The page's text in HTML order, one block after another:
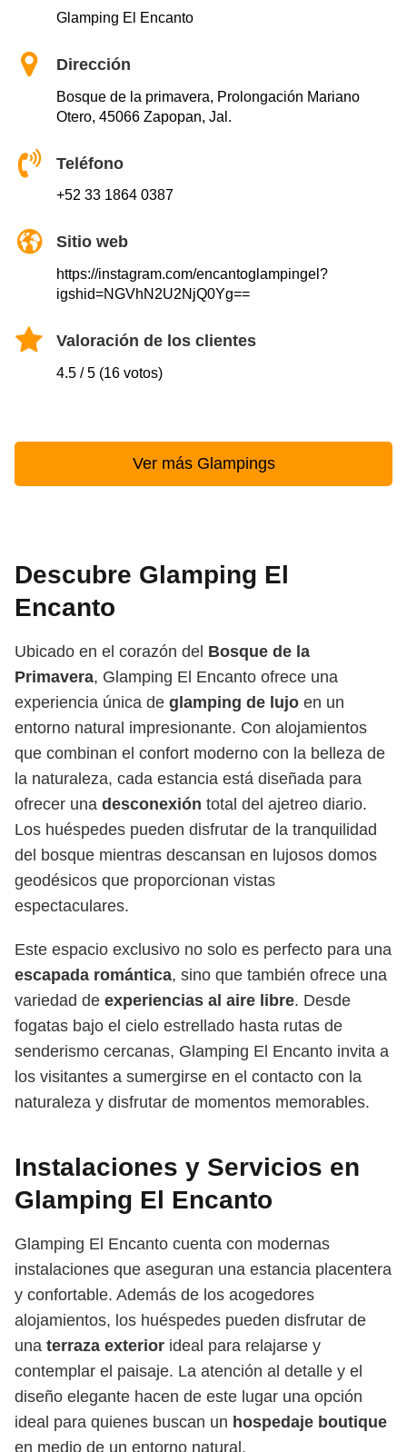
Glamping El Encanto
Dirección
Bosque de la primavera, Prolongación Mariano
Otero, 45066 Zapopan, Jal.
Teléfono
+52 33 1864 0387
Sitio web
https://instagram.com/encantoglampingel?
igshid=NGVhN2U2NjQ0Yg==
Valoración de los clientes
4.5 / 5 (16 votos)
Ver más Glampings
Descubre Glamping El
Encanto
Ubicado en el corazón del Bosque de la
Primavera, Glamping El Encanto ofrece una
experiencia única de glamping de lujo en un
entorno natural impresionante. Con alojamientos
que combinan el confort moderno con la belleza de
la naturaleza, cada estancia está diseñada para
ofrecer una desconexión total del ajetreo diario.
Los huéspedes pueden disfrutar de la tranquilidad
del bosque mientras descansan en lujosos domos
geodésicos que proporcionan vistas
espectaculares.
Este espacio exclusivo no solo es perfecto para una
escapada romántica, sino que también ofrece una
variedad de experiencias al aire libre. Desde
fogatas bajo el cielo estrellado hasta rutas de
senderismo cercanas, Glamping El Encanto invita a
los visitantes a sumergirse en el contacto con la
naturaleza y disfrutar de momentos memorables.
Instalaciones y Servicios en
Glamping El Encanto
Glamping El Encanto cuenta con modernas
instalaciones que aseguran una estancia placentera
y confortable. Además de los acogedores
alojamientos, los huéspedes pueden disfrutar de
una terraza exterior ideal para relajarse y
contemplar el paisaje. La atención al detalle y el
diseño elegante hacen de este lugar una opción
ideal para quienes buscan un hospedaje boutique
en medio de un entorno natural.